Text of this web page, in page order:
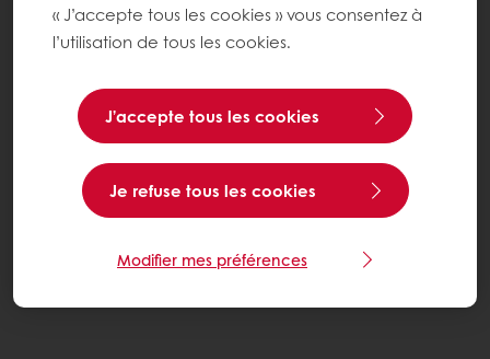
« J’accepte tous les cookies » vous consentez à
l’utilisation de tous les cookies.
J’accepte tous les cookies
Je refuse tous les cookies
Modifier mes préférences